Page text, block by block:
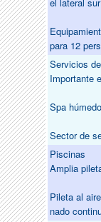
para 12
Servicios
Importante
Spa
Sector de
Piscinas
Amplia
Pileta al
nado